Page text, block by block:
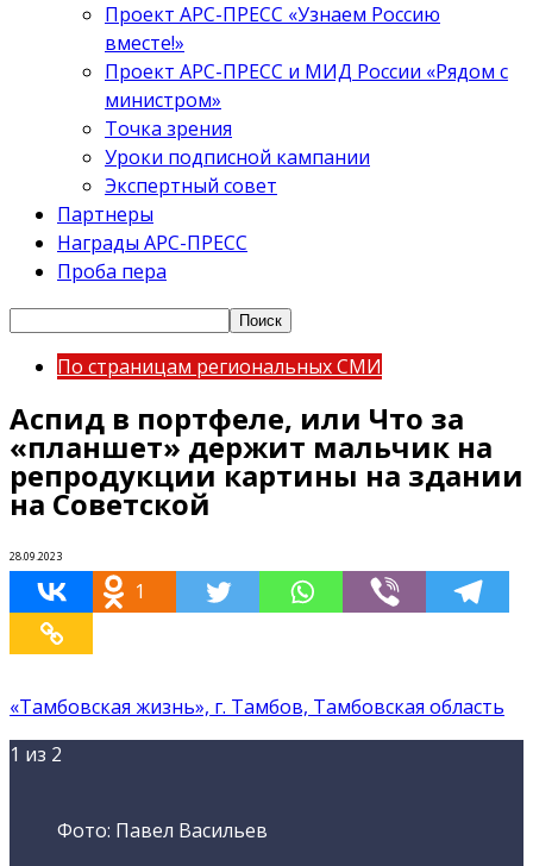
Проект АРС-ПРЕСС «Узнаем Россию
вместе!»
Проект АРС-ПРЕСС и МИД России «Рядом с
министром»
Точка зрения
Уроки подписной кампании
Экспертный совет
Партнеры
Награды АРС-ПРЕСС
Проба пера
По страницам региональных СМИ
Аспид в портфеле, или Что за
«планшет» держит мальчик на
репродукции картины на здании
на Советской
28.09.2023
1
«Тамбовская жизнь», г. Тамбов, Тамбовская область
1 из 2
Фото: Павел Васильев